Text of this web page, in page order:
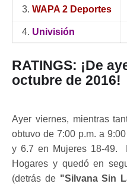
3. WAPA 2 Deportes
4. Univisión
RATINGS: ¡De
octubre de 2016!
Ayer viernes, mientras
obtuvo de 7:00 p.m. a
y 6.7 en Mujeres 18-49.
Hogares y quedó en
(detrás de "Silvana Sin